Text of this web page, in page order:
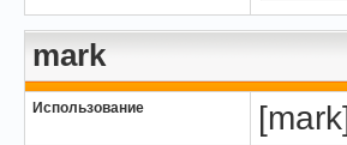
mark
Использование